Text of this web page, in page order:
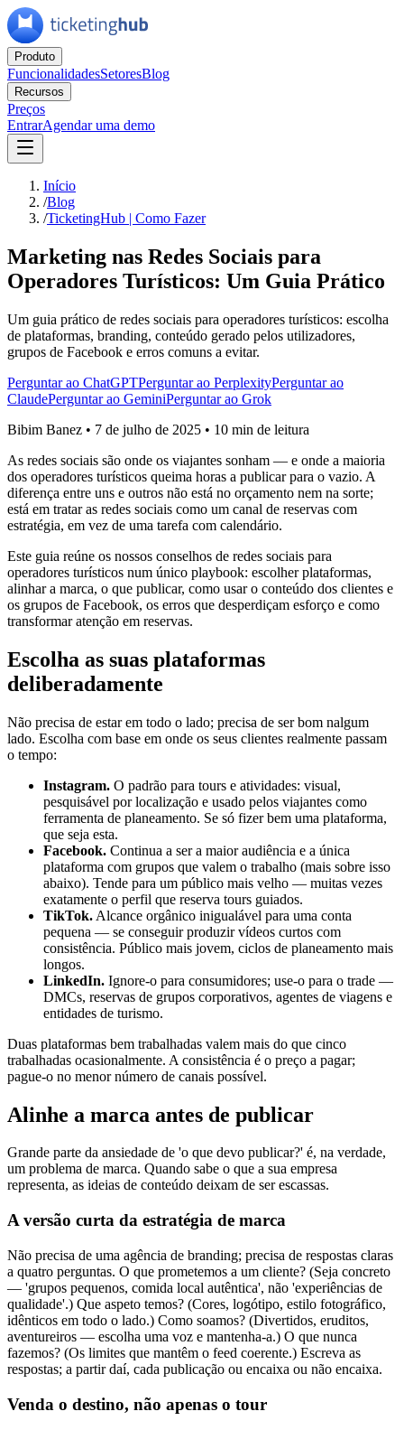
Produto
FuncionalidadesSetoresBlog
Recursos
Preços
EntrarAgendar uma demo
Início
/Blog
/TicketingHub | Como Fazer
Marketing nas Redes Sociais para
Operadores Turísticos: Um Guia Prático
Um guia prático de redes sociais para operadores turísticos: escolha
de plataformas, branding, conteúdo gerado pelos utilizadores,
grupos de Facebook e erros comuns a evitar.
Perguntar ao ChatGPTPerguntar ao PerplexityPerguntar ao
ClaudePerguntar ao GeminiPerguntar ao Grok
Bibim Banez • 7 de julho de 2025 • 10 min de leitura
As redes sociais são onde os viajantes sonham — e onde a maioria
dos operadores turísticos queima horas a publicar para o vazio. A
diferença entre uns e outros não está no orçamento nem na sorte;
está em tratar as redes sociais como um canal de reservas com
estratégia, em vez de uma tarefa com calendário.
Este guia reúne os nossos conselhos de redes sociais para
operadores turísticos num único playbook: escolher plataformas,
alinhar a marca, o que publicar, como usar o conteúdo dos clientes e
os grupos de Facebook, os erros que desperdiçam esforço e como
transformar atenção em reservas.
Escolha as suas plataformas
deliberadamente
Não precisa de estar em todo o lado; precisa de ser bom nalgum
lado. Escolha com base em onde os seus clientes realmente passam
o tempo:
Instagram. O padrão para tours e atividades: visual,
pesquisável por localização e usado pelos viajantes como
ferramenta de planeamento. Se só fizer bem uma plataforma,
que seja esta.
Facebook. Continua a ser a maior audiência e a única
plataforma com grupos que valem o trabalho (mais sobre isso
abaixo). Tende para um público mais velho — muitas vezes
exatamente o perfil que reserva tours guiados.
TikTok. Alcance orgânico inigualável para uma conta
pequena — se conseguir produzir vídeos curtos com
consistência. Público mais jovem, ciclos de planeamento mais
longos.
LinkedIn. Ignore-o para consumidores; use-o para o trade —
DMCs, reservas de grupos corporativos, agentes de viagens e
entidades de turismo.
Duas plataformas bem trabalhadas valem mais do que cinco
trabalhadas ocasionalmente. A consistência é o preço a pagar;
pague-o no menor número de canais possível.
Alinhe a marca antes de publicar
Grande parte da ansiedade de 'o que devo publicar?' é, na verdade,
um problema de marca. Quando sabe o que a sua empresa
representa, as ideias de conteúdo deixam de ser escassas.
A versão curta da estratégia de marca
Não precisa de uma agência de branding; precisa de respostas claras
a quatro perguntas. O que prometemos a um cliente? (Seja concreto
— 'grupos pequenos, comida local autêntica', não 'experiências de
qualidade'.) Que aspeto temos? (Cores, logótipo, estilo fotográfico,
idênticos em todo o lado.) Como soamos? (Divertidos, eruditos,
aventureiros — escolha uma voz e mantenha-a.) O que nunca
fazemos? (Os limites que mantêm o feed coerente.) Escreva as
respostas; a partir daí, cada publicação ou encaixa ou não encaixa.
Venda o destino, não apenas o tour